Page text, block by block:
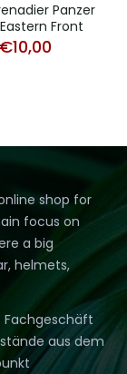
Panzer
Front
€10,00
shop for
focus on
a big
helmets,
Fachgeschäft
aus dem